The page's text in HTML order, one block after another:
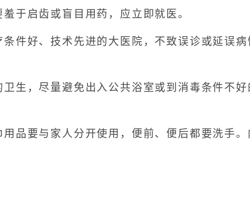
启齿或盲目用药，应立即就医。
好、技术先进的大医院，不致误诊或延误病
，尽量避免出入公共浴室或到消毒条件不好
要与家人分开使用，便前、便后都要洗手。